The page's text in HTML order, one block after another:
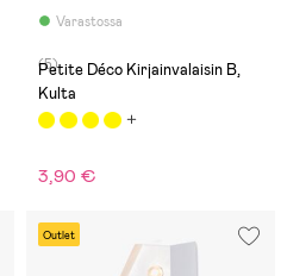
Varastossa
(5)
Petite Déco Kirjainvalaisin B,
Kulta
3,90 €
Outlet